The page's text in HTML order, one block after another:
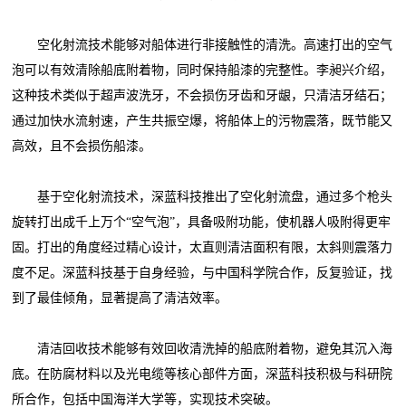
空化射流技术能够对船体进行非接触性的清洗。高速打出的空气
泡可以有效清除船底附着物，同时保持船漆的完整性。李昶兴介绍，
这种技术类似于超声波洗牙，不会损伤牙齿和牙龈，只清洁牙结石；
通过加快水流射速，产生共振空爆，将船体上的污物震落，既节能又
高效，且不会损伤船漆。
基于空化射流技术，深蓝科技推出了空化射流盘，通过多个枪头
旋转打出成千上万个“空气泡”，具备吸附功能，使机器人吸附得更牢
固。打出的角度经过精心设计，太直则清洁面积有限，太斜则震落力
度不足。深蓝科技基于自身经验，与中国科学院合作，反复验证，找
到了最佳倾角，显著提高了清洁效率。
清洁回收技术能够有效回收清洗掉的船底附着物，避免其沉入海
底。在防腐材料以及光电缆等核心部件方面，深蓝科技积极与科研院
所合作，包括中国海洋大学等，实现技术突破。